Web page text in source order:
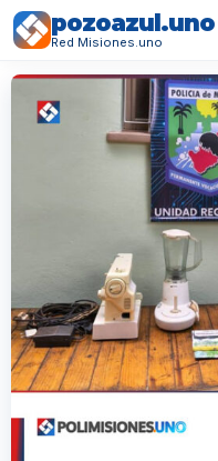
pozoazul.uno
Red Misiones.uno